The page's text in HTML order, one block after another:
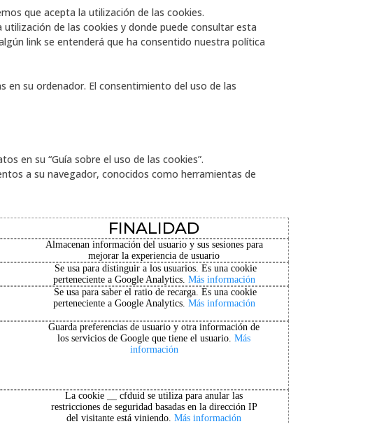
que acepta la utilización de las cookies.
de las cookies y donde puede consultar esta
link se entenderá que ha consentido nuestra política
en su ordenador. El consentimiento del uso de las
en su “Guía sobre el uso de las cookies”.
a su navegador, conocidos como herramientas de
FINALIDAD
Almacenan información del usuario y sus sesiones para
mejorar la experiencia de usuario
Se usa para distinguir a los usuarios. Es una cookie
perteneciente a Google Analytics. Más información
Se usa para saber el ratio de recarga. Es una cookie
perteneciente a Google Analytics. Más información
Guarda preferencias de usuario y otra información de
los servicios de Google que tiene el usuario.Más
información
La cookie __ cfduid se utiliza para anular las
restricciones de seguridad basadas en la dirección IP
del visitante está viniendo.Más información